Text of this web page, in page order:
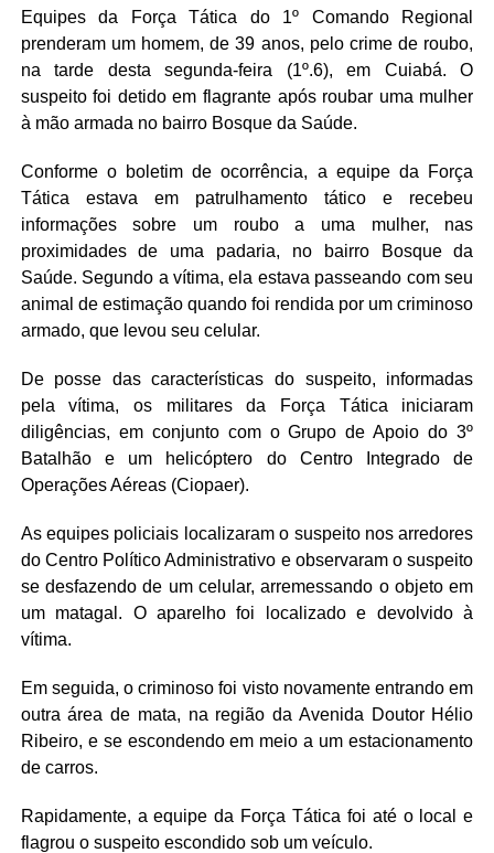
Equipes da Força Tática do 1º Comando Regional
prenderam um homem, de 39 anos, pelo crime de roubo,
na tarde desta segunda-feira (1º.6), em Cuiabá. O
suspeito foi detido em flagrante após roubar uma mulher
à mão armada no bairro Bosque da Saúde.
Conforme o boletim de ocorrência, a equipe da Força
Tática estava em patrulhamento tático e recebeu
informações sobre um roubo a uma mulher, nas
proximidades de uma padaria, no bairro Bosque da
Saúde. Segundo a vítima, ela estava passeando com seu
animal de estimação quando foi rendida por um criminoso
armado, que levou seu celular.
De posse das características do suspeito, informadas
pela vítima, os militares da Força Tática iniciaram
diligências, em conjunto com o Grupo de Apoio do 3º
Batalhão e um helicóptero do Centro Integrado de
Operações Aéreas (Ciopaer).
As equipes policiais localizaram o suspeito nos arredores
do Centro Político Administrativo e observaram o suspeito
se desfazendo de um celular, arremessando o objeto em
um matagal. O aparelho foi localizado e devolvido à
vítima.
Em seguida, o criminoso foi visto novamente entrando em
outra área de mata, na região da Avenida Doutor Hélio
Ribeiro, e se escondendo em meio a um estacionamento
de carros.
Rapidamente, a equipe da Força Tática foi até o local e
flagrou o suspeito escondido sob um veículo.